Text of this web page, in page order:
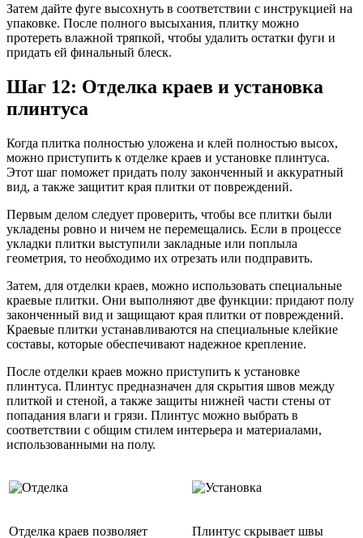
Затем дайте фуге высохнуть в соответствии с инструкцией на
упаковке. После полного высыхания, плитку можно
протереть влажной тряпкой, чтобы удалить остатки фуги и
придать ей финальный блеск.
Шаг 12: Отделка краев и установка
плинтуса
Когда плитка полностью уложена и клей полностью высох,
можно приступить к отделке краев и установке плинтуса.
Этот шаг поможет придать полу законченный и аккуратный
вид, а также защитит края плитки от повреждений.
Первым делом следует проверить, чтобы все плитки были
укладены ровно и ничем не перемещались. Если в процессе
укладки плитки выступили закладные или поплыла
геометрия, то необходимо их отрезать или подправить.
Затем, для отделки краев, можно использовать специальные
краевые плитки. Они выполняют две функции: придают полу
законченный вид и защищают края плитки от повреждений.
Краевые плитки устанавливаются на специальные клейкие
составы, которые обеспечивают надежное крепление.
После отделки краев можно приступить к установке
плинтуса. Плинтус предназначен для скрытия швов между
плиткой и стеной, а также защиты нижней части стены от
попадания влаги и грязи. Плинтус можно выбрать в
соответствии с общим стилем интерьера и материалами,
использованными на полу.
Отделка краев позволяет
Плинтус скрывает швы